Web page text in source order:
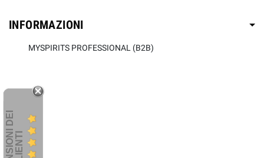
INFORMAZIONI
MYSPIRITS PROFESSIONAL (B2B)
N
I